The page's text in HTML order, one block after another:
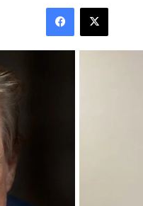
Facebook
X